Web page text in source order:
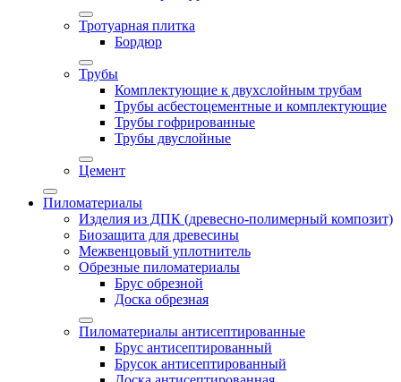
Тротуарная плитка
Бордюр
Трубы
Комплектующие к двухслойным трубам
Трубы асбестоцементные и комплектующие
Трубы гофрированные
Трубы двуслойные
Цемент
Пиломатериалы
Изделия из ДПК (древесно-полимерный композит)
Биозащита для древесины
Межвенцовый уплотнитель
Обрезные пиломатериалы
Брус обрезной
Доска обрезная
Пиломатериалы антисептированные
Брус антисептированный
Брусок антисептированный